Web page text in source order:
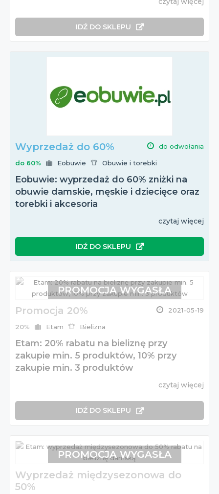
IDŹ DO SKLEPU
Wyprzedaż do 60% do odwołania
do 60% Eobuwie Obuwie i torebki
Eobuwie: wyprzedaż do 60% zniżki na
obuwie damskie, męskie i dziecięce oraz
torebki i akcesoria
czytaj więcej
IDŹ DO SKLEPU
Promocja 20% 2021-05-19
20% Etam Bielizna
Etam: 20% rabatu na bieliznę przy
zakupie min. 5 produktów, 10% przy
zakupie min. 3 produktów
czytaj więcej
IDŹ DO SKLEPU
PROMOCJA WYGASŁA
Wyprzedaż międzysezonowa do
50%
PROMOCJA WYGASŁA